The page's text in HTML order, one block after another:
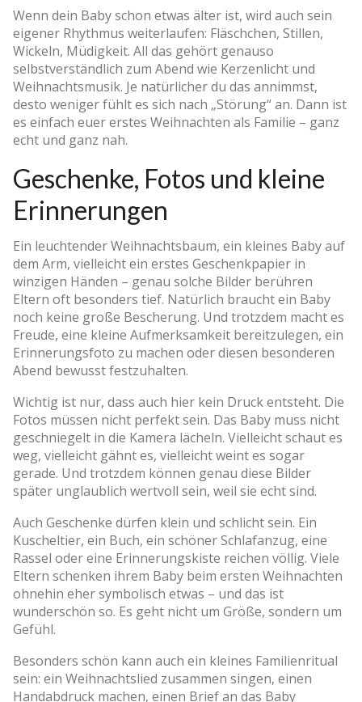
Wenn dein Baby schon etwas älter ist, wird auch sein
eigener Rhythmus weiterlaufen: Fläschchen, Stillen,
Wickeln, Müdigkeit. All das gehört genauso
selbstverständlich zum Abend wie Kerzenlicht und
Weihnachtsmusik. Je natürlicher du das annimmst,
desto weniger fühlt es sich nach „Störung“ an. Dann ist
es einfach euer erstes Weihnachten als Familie – ganz
echt und ganz nah.
Geschenke, Fotos und kleine
Erinnerungen
Ein leuchtender Weihnachtsbaum, ein kleines Baby auf
dem Arm, vielleicht ein erstes Geschenkpapier in
winzigen Händen – genau solche Bilder berühren
Eltern oft besonders tief. Natürlich braucht ein Baby
noch keine große Bescherung. Und trotzdem macht es
Freude, eine kleine Aufmerksamkeit bereitzulegen, ein
Erinnerungsfoto zu machen oder diesen besonderen
Abend bewusst festzuhalten.
Wichtig ist nur, dass auch hier kein Druck entsteht. Die
Fotos müssen nicht perfekt sein. Das Baby muss nicht
geschniegelt in die Kamera lächeln. Vielleicht schaut es
weg, vielleicht gähnt es, vielleicht weint es sogar
gerade. Und trotzdem können genau diese Bilder
später unglaublich wertvoll sein, weil sie echt sind.
Auch Geschenke dürfen klein und schlicht sein. Ein
Kuscheltier, ein Buch, ein schöner Schlafanzug, eine
Rassel oder eine Erinnerungskiste reichen völlig. Viele
Eltern schenken ihrem Baby beim ersten Weihnachten
ohnehin eher symbolisch etwas – und das ist
wunderschön so. Es geht nicht um Größe, sondern um
Gefühl.
Besonders schön kann auch ein kleines Familienritual
sein: ein Weihnachtslied zusammen singen, einen
Handabdruck machen, einen Brief an das Baby